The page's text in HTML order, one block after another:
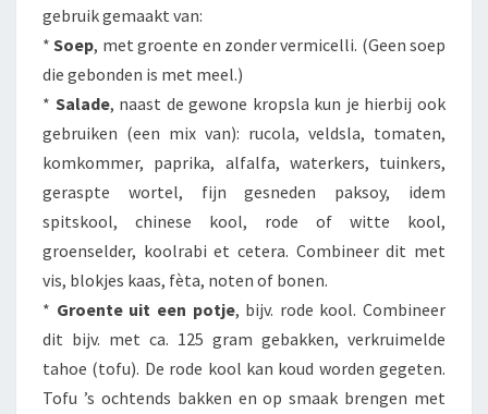
gebruik gemaakt van:
*Soep, met groente en zonder vermicelli. (Geen soep
die gebonden is met meel.)
* Salade, naast de gewone kropsla kun je hierbij ook
gebruiken (een mix van): rucola, veldsla, tomaten,
komkommer, paprika, alfalfa, waterkers, tuinkers,
geraspte wortel, fijn gesneden paksoy, idem
spitskool, chinese kool, rode of witte kool,
groenselder, koolrabi et cetera. Combineer dit met
vis, blokjes kaas, fèta, noten of bonen.
* Groente uit een potje, bijv. rode kool. Combineer
dit bijv. met ca. 125 gram gebakken, verkruimelde
tahoe (tofu). De rode kool kan koud worden gegeten.
Tofu ’s ochtends bakken en op smaak brengen met